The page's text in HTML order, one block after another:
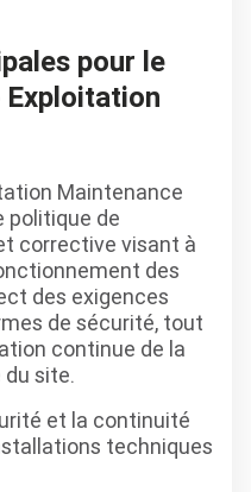
pour le
Exploitation
Maintenance
politique de
corrective visant à
des
des exigences
de sécurité, tout
continue de la
site.
et la continuité
techniques